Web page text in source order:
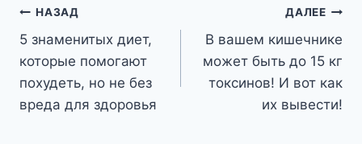
Навигация
по
записям
НАЗАД
5 знаменитых диет,
которые помогают
похудеть, но не без
вреда для здоровья
ДАЛЕЕ
В вашем кишечнике
может быть до 15 кг
токсинов! И вот как
их вывести!